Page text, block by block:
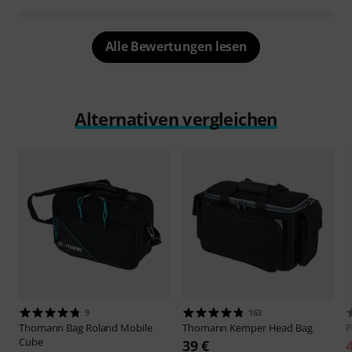
Alle Bewertungen lesen
Alternativen vergleichen
9
Thomann Bag Roland Mobile
Cube
163
Thomann Kemper Head Bag
39 €